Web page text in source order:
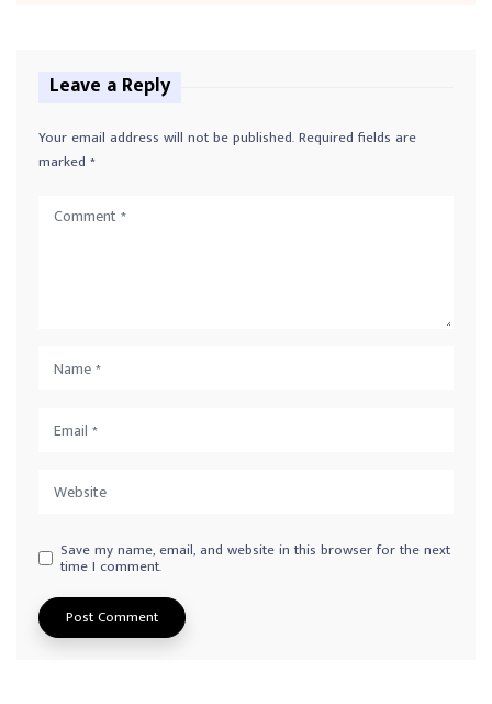
Leave a Reply
Your email address will not be published.Required fields are
marked *
Save my name, email, and website in this browser for the next
time I comment.